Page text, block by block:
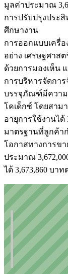
มูลค่าประมาณ
การปรับปรุงประ
ศึกษางาน
การออกแบบเครื่
อย่าง เศรษฐศาส
ด้วยการมองเห็น
การบริหารจัดกา
บรรจุภัณฑ์มีความ
โคเด็กซ์ โดยสา
อายุการใช้งานได้
มาตรฐานที่ลูกค้า
โอกาสทางการขา
ประมาณ
ได้ 3,673,860 บาท